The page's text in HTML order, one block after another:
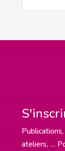
ateliers, …